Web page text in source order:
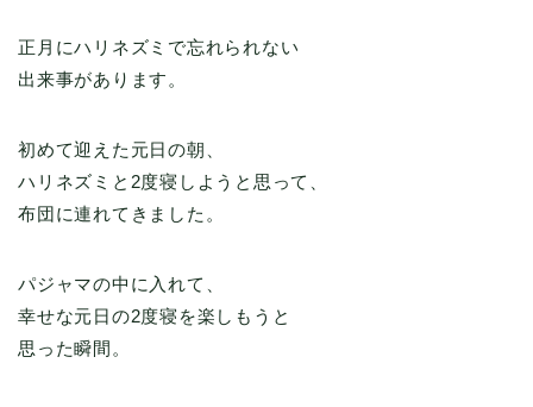
正月にハリネズミで忘れられない
出来事があります。
初めて迎えた元日の朝、
ハリネズミと2度寝しようと思って、
布団に連れてきました。
パジャマの中に入れて、
幸せな元日の2度寝を楽しもうと
思った瞬間。